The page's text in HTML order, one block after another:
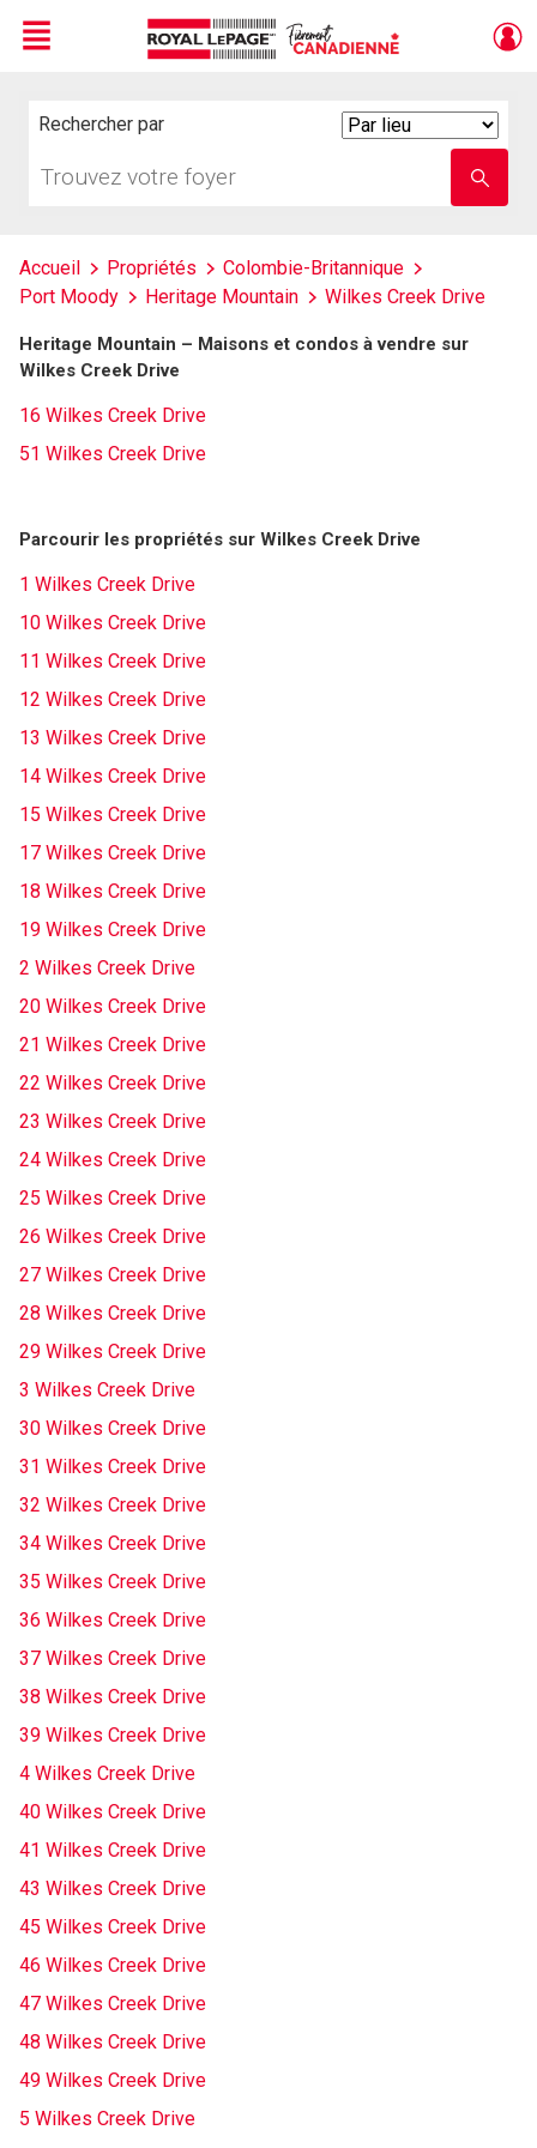
Menu
Rechercher par
votre
nom
Accueil Propriétés
Colombie-Britannique
Port Moody
Heritage Mountain Wilkes Creek Drive
Heritage Mountain – Maisons et condos à vendre sur
Wilkes Creek Drive
16 Wilkes Creek Drive
51 Wilkes Creek Drive
Parcourir les propriétés sur Wilkes Creek Drive
1 Wilkes Creek Drive
10 Wilkes Creek Drive
11 Wilkes Creek Drive
12 Wilkes Creek Drive
13 Wilkes Creek Drive
14 Wilkes Creek Drive
15 Wilkes Creek Drive
17 Wilkes Creek Drive
18 Wilkes Creek Drive
19 Wilkes Creek Drive
2 Wilkes Creek Drive
20 Wilkes Creek Drive
21 Wilkes Creek Drive
22 Wilkes Creek Drive
23 Wilkes Creek Drive
24 Wilkes Creek Drive
25 Wilkes Creek Drive
26 Wilkes Creek Drive
27 Wilkes Creek Drive
28 Wilkes Creek Drive
29 Wilkes Creek Drive
3 Wilkes Creek Drive
30 Wilkes Creek Drive
31 Wilkes Creek Drive
32 Wilkes Creek Drive
34 Wilkes Creek Drive
35 Wilkes Creek Drive
36 Wilkes Creek Drive
37 Wilkes Creek Drive
38 Wilkes Creek Drive
39 Wilkes Creek Drive
4 Wilkes Creek Drive
40 Wilkes Creek Drive
41 Wilkes Creek Drive
43 Wilkes Creek Drive
45 Wilkes Creek Drive
46 Wilkes Creek Drive
47 Wilkes Creek Drive
48 Wilkes Creek Drive
49 Wilkes Creek Drive
5 Wilkes Creek Drive